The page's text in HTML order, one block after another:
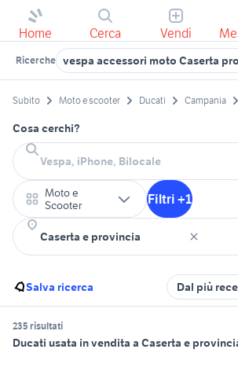
Home Cerca Vendi
Ricerche vespa accessori moto Caserta
Subito Moto e scooter Ducati Campania
Cosa cerchi?
Moto e
Scooter
Filtri +1
Salva ricerca Dal più
235 risultati
Ducati usata in vendita a Caserta e